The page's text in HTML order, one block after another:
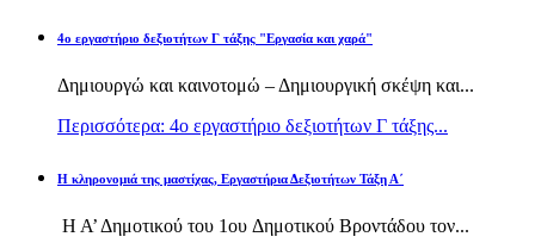
4ο εργαστήριο δεξιοτήτων Γ τάξης "Εργασία και χαρά"
Δημιουργώ και καινοτομώ – Δημιουργική σκέψη και...
Περισσότερα: 4ο εργαστήριο δεξιοτήτων Γ τάξης...
H κληρονομιά της μαστίχας, Εργαστήρια Δεξιοτήτων Τάξη Α΄
Η Α’ Δημοτικού του 1ου Δημοτικού Βροντάδου τον...